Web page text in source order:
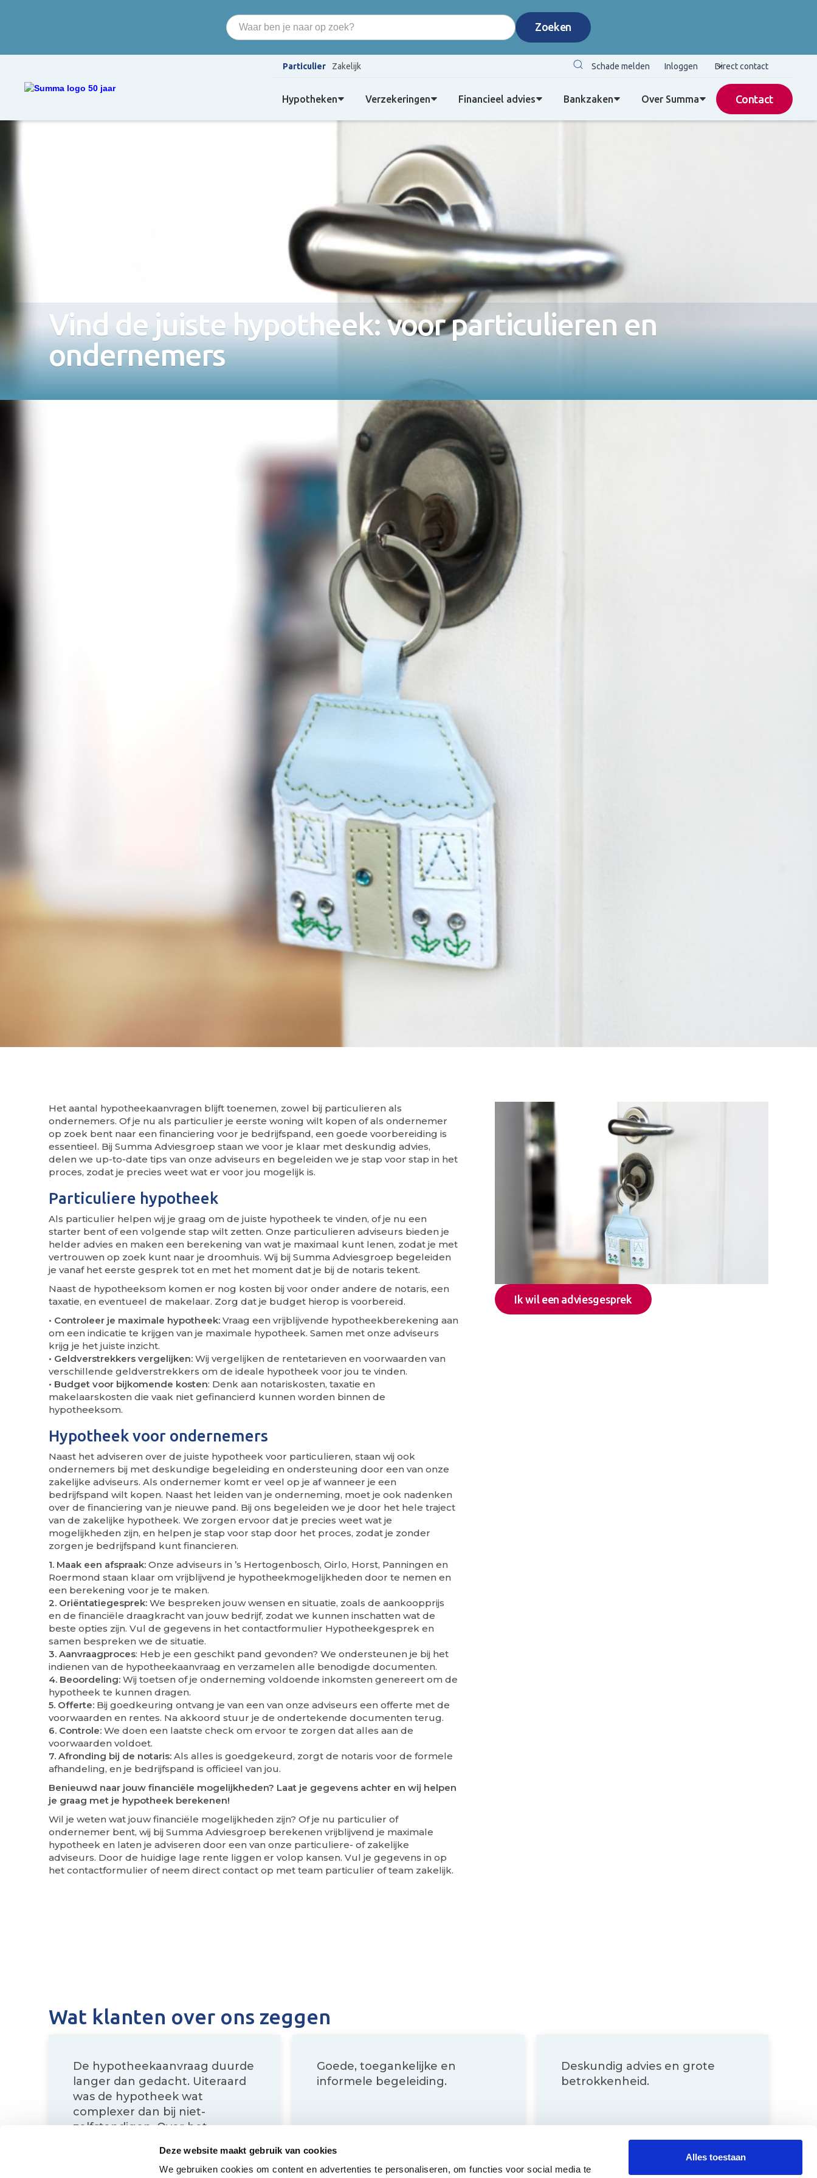
Deze website maakt gebruik van cookies
We gebruiken cookies om content en advertenties te personaliseren, om functies voor social media te
Alles toestaan
Particulier Zakelijk Schade melden Inloggen Direct contact
Hypotheken Verzekeringen Financieel advies Bankzaken Over Summa Contact
Vind de juiste hypotheek: voor particulieren en
ondernemers
Het aantal hypotheekaanvragen blijft toenemen, zowel bij particulieren als
ondernemers. Of je nu als particulier je eerste woning wilt kopen of als ondernemer
op zoek bent naar een financiering voor je bedrijfspand, een goede voorbereiding is
essentieel. Bij Summa Adviesgroep staan we voor je klaar met deskundig advies,
delen we up-to-date tips van onze adviseurs en begeleiden we je stap voor stap in het
proces, zodat je precies weet wat er voor jou mogelijk is.
Particuliere hypotheek
Als particulier helpen wij je graag om de juiste hypotheek te vinden, of je nu een
starter bent of een volgende stap wilt zetten. Onze particulieren adviseurs bieden je
helder advies en maken een berekening van wat je maximaal kunt lenen, zodat je met
vertrouwen op zoek kunt naar je droomhuis. Wij bij Summa Adviesgroep begeleiden
je vanaf het eerste gesprek tot en met het moment dat je bij de notaris tekent.
Naast de hypotheeksom komen er nog kosten bij voor onder andere de notaris, een
taxatie, en eventueel de makelaar. Zorg dat je budget hierop is voorbereid.
• Controleer je maximale hypotheek: Vraag een vrijblijvende hypotheekberekening aan
om een indicatie te krijgen van je maximale hypotheek. Samen met onze adviseurs
krijg je het juiste inzicht.
• Geldverstrekkers vergelijken: Wij vergelijken de rentetarieven en voorwaarden van
verschillende geldverstrekkers om de ideale hypotheek voor jou te vinden.
• Budget voor bijkomende kosten: Denk aan notariskosten, taxatie en
makelaarskosten die vaak niet gefinancierd kunnen worden binnen de
hypotheeksom.
Hypotheek voor ondernemers
Naast het adviseren over de juiste hypotheek voor particulieren, staan wij ook
ondernemers bij met deskundige begeleiding en ondersteuning door een van onze
zakelijke adviseurs. Als ondernemer komt er veel op je af wanneer je een
bedrijfspand wilt kopen. Naast het leiden van je onderneming, moet je ook nadenken
over de financiering van je nieuwe pand. Bij ons begeleiden we je door het hele traject
van de zakelijke hypotheek. We zorgen ervoor dat je precies weet wat je
mogelijkheden zijn, en helpen je stap voor stap door het proces, zodat je zonder
zorgen je bedrijfspand kunt financieren.
1. Maak een afspraak: Onze adviseurs in ’s Hertogenbosch, Oirlo, Horst, Panningen en
Roermond staan klaar om vrijblijvend je hypotheekmogelijkheden door te nemen en
een berekening voor je te maken.
2. Oriëntatiegesprek: We bespreken jouw wensen en situatie, zoals de aankoopprijs
en de financiële draagkracht van jouw bedrijf, zodat we kunnen inschatten wat de
beste opties zijn. Vul de gegevens in het contactformulier Hypotheekgesprek en
samen bespreken we de situatie.
3. Aanvraagproces: Heb je een geschikt pand gevonden? We ondersteunen je bij het
indienen van de hypotheekaanvraag en verzamelen alle benodigde documenten.
4. Beoordeling: Wij toetsen of je onderneming voldoende inkomsten genereert om de
hypotheek te kunnen dragen.
5. Offerte: Bij goedkeuring ontvang je van een van onze adviseurs een offerte met de
voorwaarden en rentes. Na akkoord stuur je de ondertekende documenten terug.
6. Controle: We doen een laatste check om ervoor te zorgen dat alles aan de
voorwaarden voldoet.
7. Afronding bij de notaris: Als alles is goedgekeurd, zorgt de notaris voor de formele
afhandeling, en je bedrijfspand is officieel van jou.
Benieuwd naar jouw financiële mogelijkheden? Laat je gegevens achter en wij helpen
je graag met je hypotheek berekenen!
Wil je weten wat jouw financiële mogelijkheden zijn? Of je nu particulier of
ondernemer bent, wij bij Summa Adviesgroep berekenen vrijblijvend je maximale
hypotheek en laten je adviseren door een van onze particuliere- of zakelijke
adviseurs. Door de huidige lage rente liggen er volop kansen. Vul je gegevens in op
het contactformulier of neem direct contact op met team particulier of team zakelijk.
Ik wil een adviesgesprek
Wat klanten over ons zeggen
De hypotheekaanvraag duurde
langer dan gedacht. Uiteraard
was de hypotheek wat
complexer dan bij niet-
zelfstandigen. Over het
Goede, toegankelijke en
informele begeleiding.
Deskundig advies en grote
betrokkenheid.